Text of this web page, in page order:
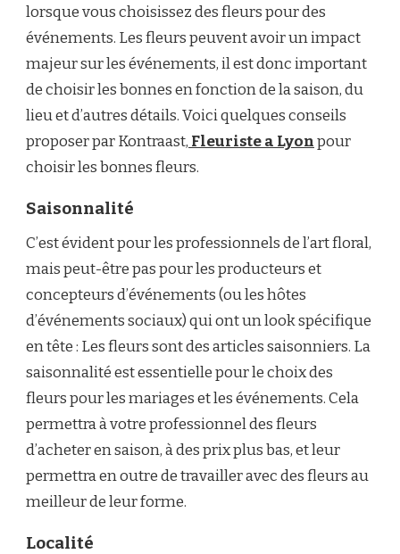
lorsque vous choisissez des fleurs pour des
événements. Les fleurs peuvent avoir un impact
majeur sur les événements, il est donc important
de choisir les bonnes en fonction de la saison, du
lieu et d’autres détails. Voici quelques conseils
proposer par Kontraast, Fleuriste a Lyonpour
choisir les bonnes fleurs.
Saisonnalité
C’est évident pour les professionnels de l’art floral,
mais peut-être pas pour les producteurs et
concepteurs d’événements (ou les hôtes
d’événements sociaux) qui ont un look spécifique
en tête : Les fleurs sont des articles saisonniers. La
saisonnalité est essentielle pour le choix des
fleurs pour les mariages et les événements. Cela
permettra à votre professionnel des fleurs
d’acheter en saison, à des prix plus bas, et leur
permettra en outre de travailler avec des fleurs au
meilleur de leur forme.
Localité